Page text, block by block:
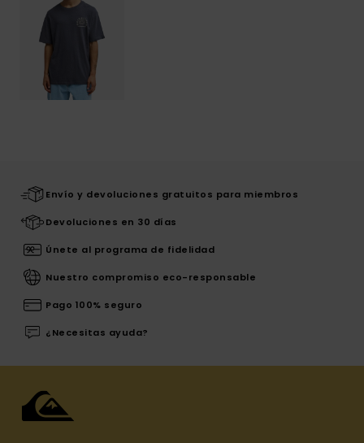
Envío y devoluciones gratuitos para miembros
Devoluciones en 30 días
Únete al programa de fidelidad
Nuestro compromiso eco-responsable
Pago 100% seguro
¿Necesitas ayuda?